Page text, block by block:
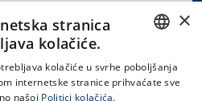
CROATIAN
×
stranica
kolačiće.
kolačiće u svrhe poboljšanja
internetske stranice prihvaćate sve
našoj Politici kolačića.